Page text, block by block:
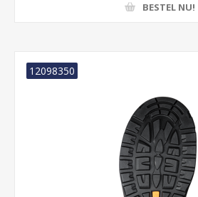
BESTEL NU!
12098350